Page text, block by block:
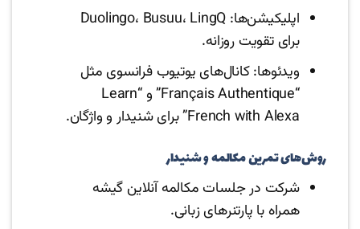
اپلیکیشن‌ها: Duolingo، Busuu، LingQ
برای تقویت روزانه.
ویدئوها: کانال‌های یوتیوب فرانسوی مثل
“Français Authentique” و “Learn
French with Alexa” برای شنیدار و واژگان.
روش‌های تمرین مکالمه و شنیدار
شرکت در جلسات مکالمه آنلاین گیشه
همراه با پارتنرهای زبانی.